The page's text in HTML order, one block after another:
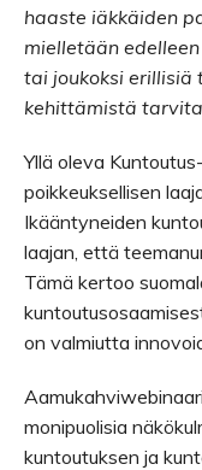
haaste iäkkäiden
mielletään
tai joukoksi erillisiä
kehittämistä
Yllä oleva
poikkeuksellisen
Ikääntyneiden
laajan, että
Tämä kertoo
on valmiutta
monipuolisia
kuntoutuksen ja